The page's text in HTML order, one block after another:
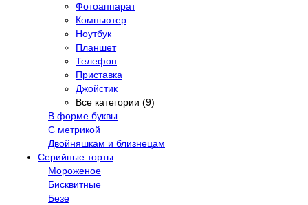
Фотоаппарат
Компьютер
Ноутбук
Планшет
Телефон
Приставка
Джойстик
Все категории (9)
В форме буквы
С метрикой
Двойняшкам и близнецам
Серийные торты
Мороженое
Бисквитные
Безе